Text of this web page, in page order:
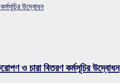
উদ্বোধন
ও চারা বিতরণ কর্মসূচির উদ্বোধন